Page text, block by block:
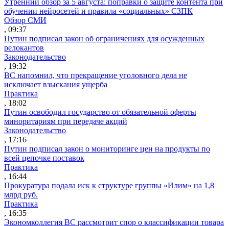
обучении нейросетей и правила «социальных» СЗПК
Обзор СМИ
, 09:37
Путин подписал закон об ограничениях для осужденных
релокантов
Законодательство
, 19:32
ВС напомнил, что прекращение уголовного дела не
исключает взыскания ущерба
Практика
, 18:02
Путин освободил государство от обязательной оферты
миноритариям при передаче акций
Законодательство
, 17:16
Путин подписал закон о мониторинге цен на продукты по
всей цепочке поставок
Практика
, 16:44
Прокуратура подала иск к структуре группы «Илим» на 1,8
млрд руб.
Практика
, 16:35
Экономколлегия ВС рассмотрит спор о классификации товара